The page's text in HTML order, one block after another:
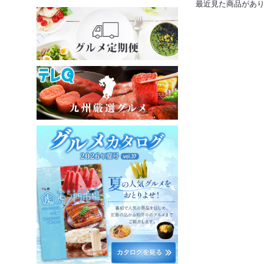
最近見た商品があり